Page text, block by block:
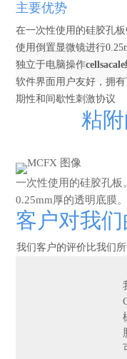
主要优势
在一次性使用的硅胶孔
使用倒置显微镜进行
独立于电脑操作
软件界面用户友好，拥
期性和间歇性刺激协议
粘
一次性使用的硅胶孔板
0.25mm厚的透明底膜
客户对我
我们客户的评价比我们